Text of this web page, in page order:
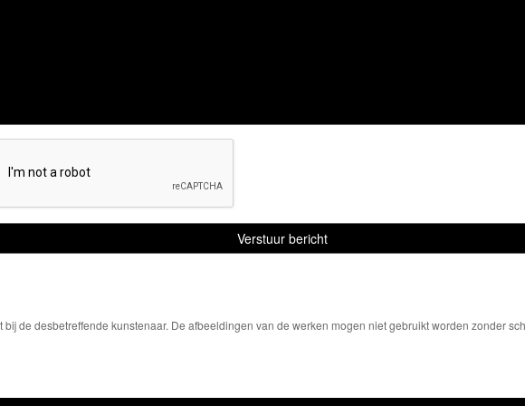
de desbetreffende kunstenaar. De afbeeldingen van de werken mogen niet gebruikt worden zonder